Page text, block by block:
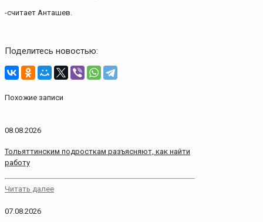
-считает Анташев.
Поделитесь новостью:
Похожие записи
08.08.2026
Тольяттинским подросткам разъясняют, как найти
работу
Читать далее
07.08.2026